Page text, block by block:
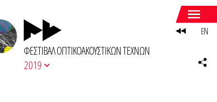
ΦΕΣΤΙΒΑΛ ΟΠΤΙΚΟΑΚΟΥΣΤΙΚΩΝ ΤΕΧΝΩΝ
2019
EN